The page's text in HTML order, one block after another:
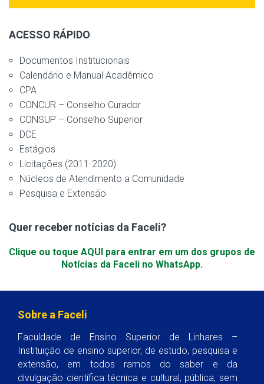
ACESSO RÁPIDO
Documentos Institucionais
Calendário e Manual Acadêmico
CPA
CONCUR – Conselho Curador
CONSUP – Conselho Superior
DCE
Estágios
Licitações (2011-2020)
Núcleos de Atendimento a Comunidade
Pesquisa e Extensão
Quer receber notícias da Faceli?
Clique ou toque AQUI para entrar em um dos grupos de
Notícias da Faceli no WhatsApp.
Sobre a Faceli
Faculdade de Ensino Superior de Linhares –
Instituição de ensino superior, de estudo, pesquisa e
extensão, em todos ramos do saber e da
divulgação científica técnica e cultural, pública, sem